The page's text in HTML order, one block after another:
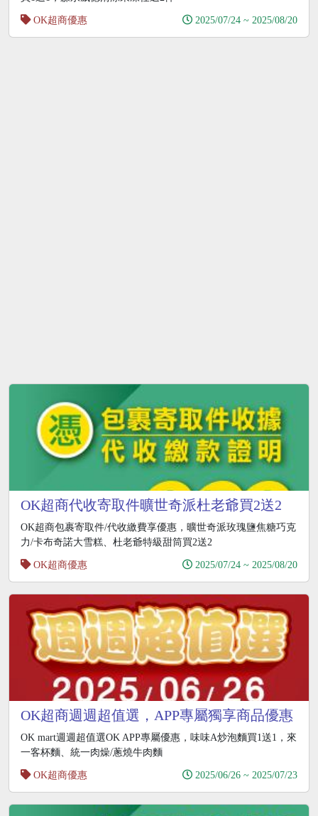
OK超商優惠
2025/07/24 ~ 2025/08/20
OK超商代收寄取件曠世奇派杜老爺買2送2
OK超商包裹寄取件/代收繳費享優惠，曠世奇派玫瑰鹽焦糖巧克
力/卡布奇諾大雪糕、杜老爺特級甜筒買2送2
OK超商優惠
2025/07/24 ~ 2025/08/20
OK超商週週超值選，APP專屬獨享商品優惠
買一送一
OK mart週週超值選OK APP專屬優惠，味味A炒泡麵買1送1，來
一客杯麵、統一肉燥/蔥燒牛肉麵
OK超商優惠
2025/06/26 ~ 2025/07/23